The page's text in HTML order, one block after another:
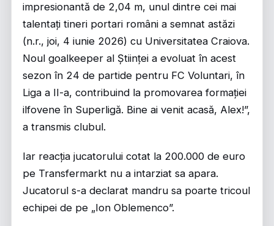
impresionantă de 2,04 m, unul dintre cei mai
talentați tineri portari români a semnat astăzi
(n.r., joi, 4 iunie 2026) cu Universitatea Craiova.
Noul goalkeeper al Științei a evoluat în acest
sezon în 24 de partide pentru FC Voluntari, în
Liga a II-a, contribuind la promovarea formației
ilfovene în Superligă. Bine ai venit acasă, Alex!”,
a transmis clubul.
Iar reacția jucatorului cotat la 200.000 de euro
pe Transfermarkt nu a intarziat sa apara.
Jucatorul s-a declarat mandru sa poarte tricoul
echipei de pe „Ion Oblemenco”.